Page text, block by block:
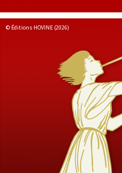
© Éditions HOVINE (2026)